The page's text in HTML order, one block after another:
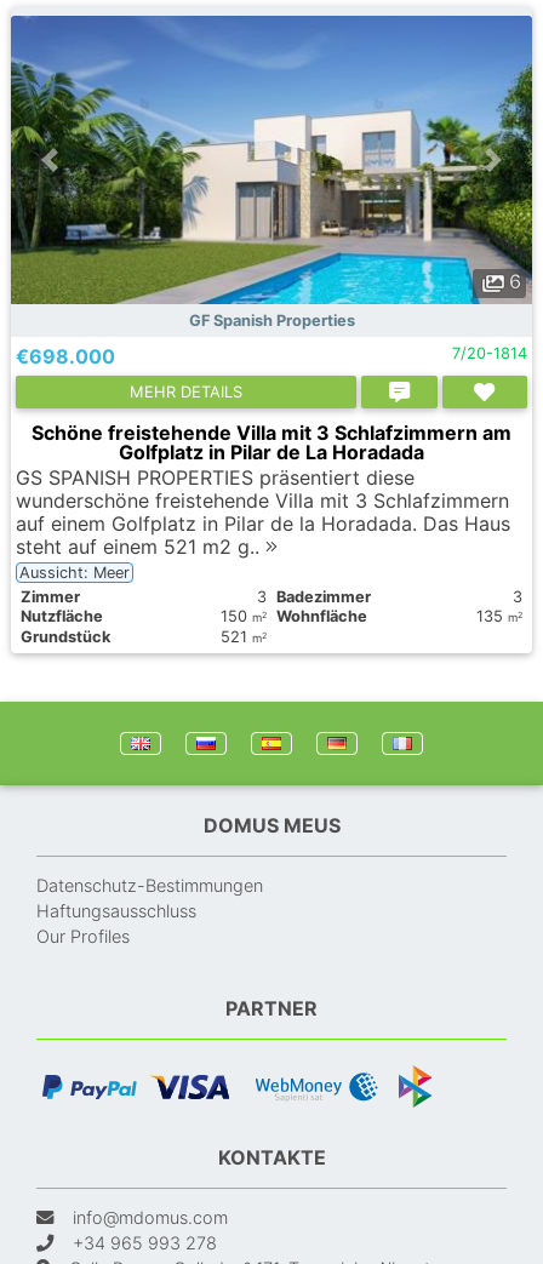
6
GF Spanish Properties
€698.000 7/20-1814
MEHR DETAILS
Schöne freistehende Villa mit 3 Schlafzimmern am
Golfplatz in Pilar de La Horadada
GS SPANISH PROPERTIES präsentiert diese
wunderschöne freistehende Villa mit 3 Schlafzimmern
auf einem Golfplatz in Pilar de la Horadada. Das Haus
steht auf einem 521 m2 g..
Aussicht: Meer
Zimmer
3 Badezimmer
3
Nutzfläche
150 m2 Wohnfläche 135 m2
Grundstück 521 m2
DOMUS MEUS
Datenschutz-Bestimmungen
Haftungsausschluss
Our Profiles
PARTNER
KONTAKTE
info@mdomus.com
+34 965 993 278